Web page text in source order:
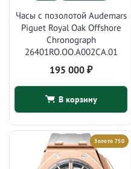
Часы с позолотой Audemars
Piguet Royal Oak Offshore
Chronograph
26401RO.OO.A002CA.01
195 000 ₽
В корзину
Золото 750